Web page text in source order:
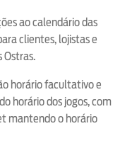
ao calendário das
clientes, lojistas e
Ostras.
horário facultativo e
horário dos jogos, com
mantendo o horário